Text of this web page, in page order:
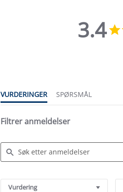
3.4
VURDERINGER SPØRSMÅL
Filtrer anmeldelser
Reviews
Vurdering